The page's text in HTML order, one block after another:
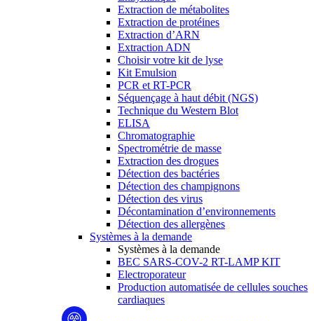
Extraction de métabolites
Extraction de protéines
Extraction d’ARN
Extraction ADN
Choisir votre kit de lyse
Kit Emulsion
PCR et RT-PCR
Séquençage à haut débit (NGS)
Technique du Western Blot
ELISA
Chromatographie
Spectrométrie de masse
Extraction des drogues
Détection des bactéries
Détection des champignons
Détection des virus
Décontamination d’environnements
Détection des allergènes
Systèmes à la demande
Systèmes à la demande
BEC SARS-COV-2 RT-LAMP KIT
Electroporateur
Production automatisée de cellules souches
cardiaques